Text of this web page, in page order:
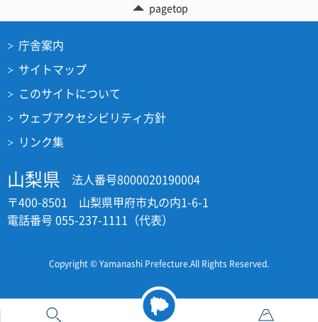
pagetop
庁舎案内
サイトマップ
このサイトについて
ウェブアクセシビリティ方針
リンク集
山梨県
法人番号8000020190004
〒400-8501 山梨県甲府市丸の内1-6-1
電話番号 055-237-1111（代表）
Copyright © Yamanashi Prefecture.All Rights Reserved.